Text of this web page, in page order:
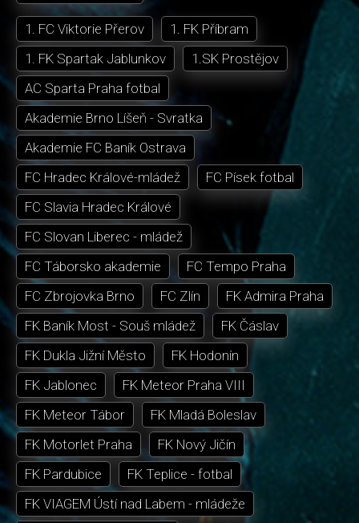
1. FC Viktorie Přerov
1. FK Příbram
1. FK Spartak Jablunkov
1.SK Prostějov
AC Sparta Praha fotbal
Akademie Brno Líšeň - Svratka
Akademie FC Baník Ostrava
FC Hradec Králové-mládež
FC Písek fotbal
FC Slavia Hradec Králové
FC Slovan Liberec - mládež
FC Táborsko akademie
FC Tempo Praha
FC Zbrojovka Brno
FC Zlín
FK Admira Praha
FK Baník Most - Souš mládež
FK Čáslav
FK Dukla Jižní Město
FK Hodonín
FK Jablonec
FK Meteor Praha VIII
FK Meteor Tábor
FK Mladá Boleslav
FK Motorlet Praha
FK Nový Jičín
FK Pardubice
FK Teplice - fotbal
FK VIAGEM Ústí nad Labem - mládeže